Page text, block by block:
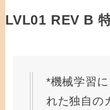
LVL01 REV B
*機械学習
れた独自の